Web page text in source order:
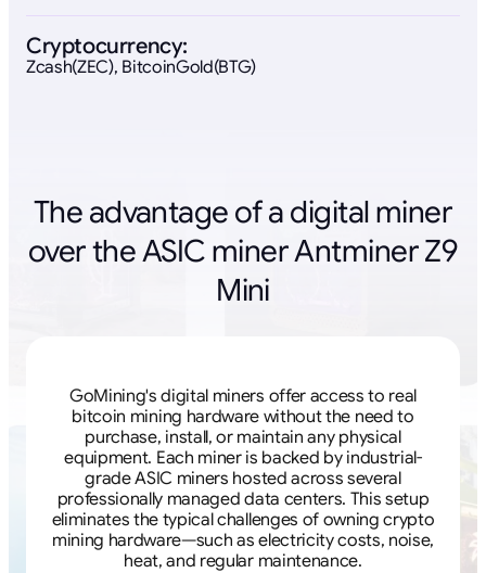
Cryptocurrency:
Zcash(ZEC), BitcoinGold(BTG)
The advantage of a digital miner
over the ASIC miner Antminer Z9
Mini
GoMining's digital miners offer access to real
bitcoin mining hardware without the need to
purchase, install, or maintain any physical
equipment. Each miner is backed by industrial-
grade ASIC miners hosted across several
professionally managed data centers. This setup
eliminates the typical challenges of owning crypto
mining hardware—such as electricity costs, noise,
heat, and regular maintenance.